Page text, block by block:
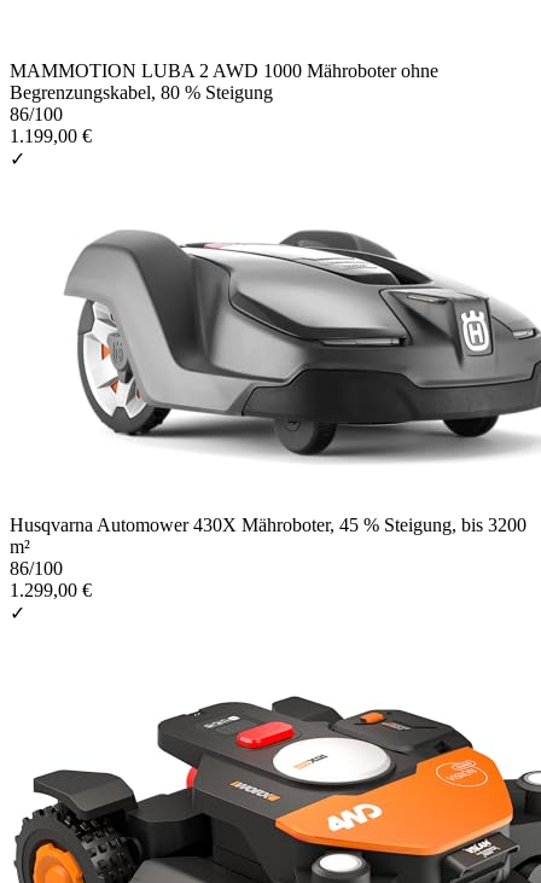
MAMMOTION LUBA 2 AWD 1000 Mähroboter ohne
Begrenzungskabel, 80 % Steigung
86/100
1.199,00 €
✓
Husqvarna Automower 430X Mähroboter, 45 % Steigung, bis 3200
m²
86/100
1.299,00 €
✓